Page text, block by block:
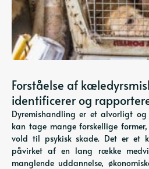
Forståelse af
identificerer og
Dyremishandling er et alvorligt
kan tage mange forskellige
vold til psykisk skade. Det er et
påvirket af en lang række
manglende uddannelse,